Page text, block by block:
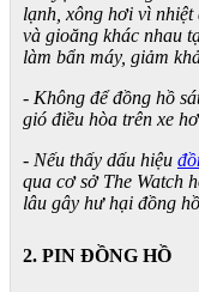
lạnh, xông hơi vì
và gioăng khác nhau
làm bẩn máy, giảm
- Không để đồng hồ
gió điều hòa trên xe
- Nếu thấy dấu hiệu
qua cơ sở The Watch
lâu gây hư hại đồng
2. PIN ĐỒNG HỒ